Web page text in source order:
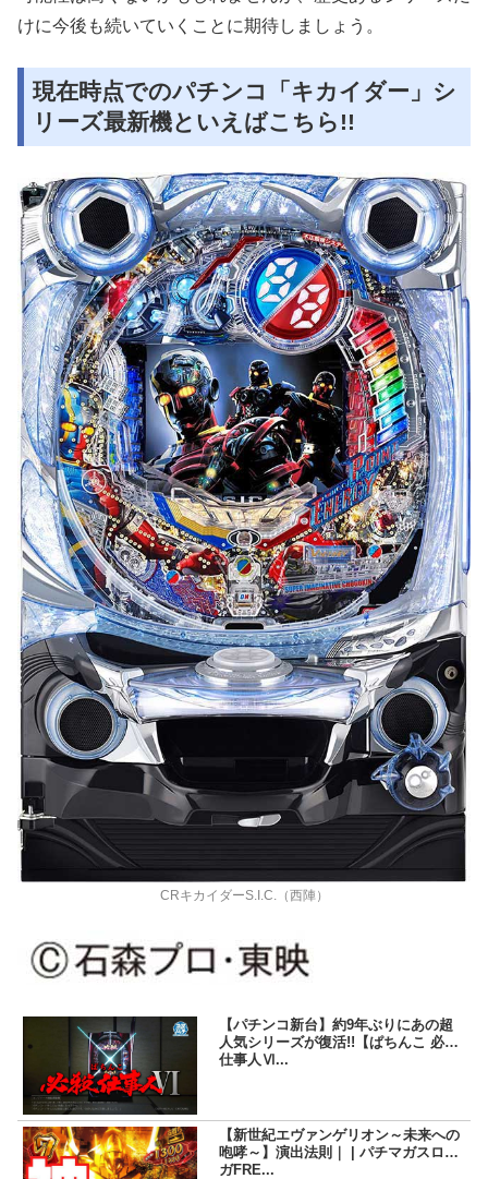
けに今後も続いていくことに期待しましょう。
現在時点でのパチンコ「キカイダー」シ
リーズ最新機といえばこちら!!
CRキカイダーS.I.C.（西陣）
【パチンコ新台】約9年ぶりにあの超
人気シリーズが復活!!【ぱちんこ 必殺
仕事人Ⅵ...
【新世紀エヴァンゲリオン～未来への
咆哮～】演出法則｜ | パチマガスロマ
ガFRE...